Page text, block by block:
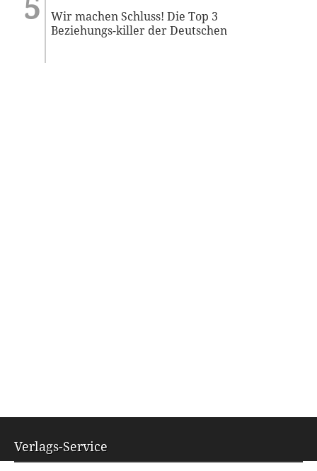
Wir machen Schluss! Die Top 3
Beziehungs-killer der Deutschen
Verlags-Service